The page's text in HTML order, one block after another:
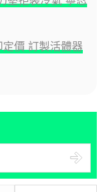
價 訂製活體器